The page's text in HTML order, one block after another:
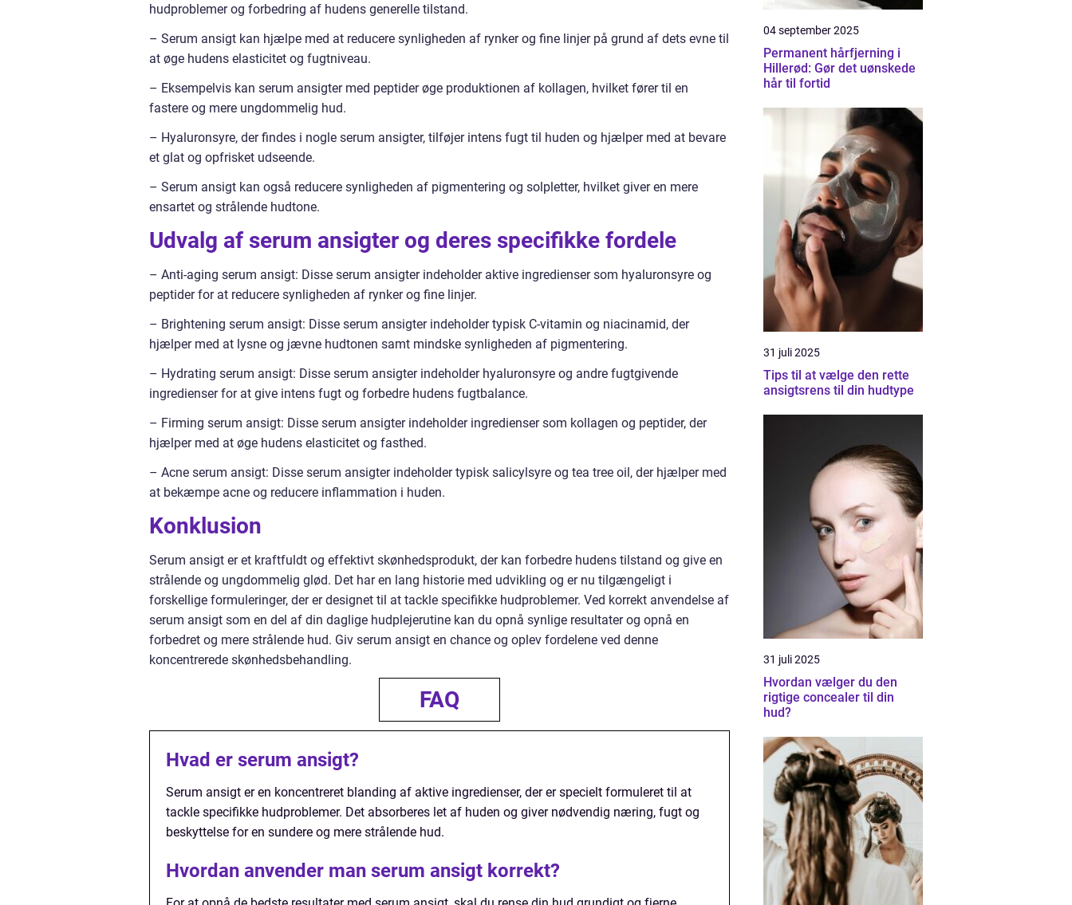
hudproblemer og forbedring af hudens generelle tilstand.
– Serum ansigt kan hjælpe med at reducere synligheden af rynker og fine linjer på grund af dets evne til
at øge hudens elasticitet og fugtniveau.
– Eksempelvis kan serum ansigter med peptider øge produktionen af kollagen, hvilket fører til en
fastere og mere ungdommelig hud.
– Hyaluronsyre, der findes i nogle serum ansigter, tilføjer intens fugt til huden og hjælper med at bevare
et glat og opfrisket udseende.
– Serum ansigt kan også reducere synligheden af pigmentering og solpletter, hvilket giver en mere
ensartet og strålende hudtone.
Udvalg af serum ansigter og deres specifikke fordele
– Anti-aging serum ansigt: Disse serum ansigter indeholder aktive ingredienser som hyaluronsyre og
peptider for at reducere synligheden af rynker og fine linjer.
– Brightening serum ansigt: Disse serum ansigter indeholder typisk C-vitamin og niacinamid, der
hjælper med at lysne og jævne hudtonen samt mindske synligheden af pigmentering.
– Hydrating serum ansigt: Disse serum ansigter indeholder hyaluronsyre og andre fugtgivende
ingredienser for at give intens fugt og forbedre hudens fugtbalance.
– Firming serum ansigt: Disse serum ansigter indeholder ingredienser som kollagen og peptider, der
hjælper med at øge hudens elasticitet og fasthed.
– Acne serum ansigt: Disse serum ansigter indeholder typisk salicylsyre og tea tree oil, der hjælper med
at bekæmpe acne og reducere inflammation i huden.
Konklusion
Serum ansigt er et kraftfuldt og effektivt skønhedsprodukt, der kan forbedre hudens tilstand og give en
strålende og ungdommelig glød. Det har en lang historie med udvikling og er nu tilgængeligt i
forskellige formuleringer, der er designet til at tackle specifikke hudproblemer. Ved korrekt anvendelse af
serum ansigt som en del af din daglige hudplejerutine kan du opnå synlige resultater og opnå en
forbedret og mere strålende hud. Giv serum ansigt en chance og oplev fordelene ved denne
koncentrerede skønhedsbehandling.
FAQ
Hvad er serum ansigt?
Serum ansigt er en koncentreret blanding af aktive ingredienser, der er specielt formuleret til at
tackle specifikke hudproblemer. Det absorberes let af huden og giver nødvendig næring, fugt og
beskyttelse for en sundere og mere strålende hud.
Hvordan anvender man serum ansigt korrekt?
04 september 2025
Permanent hårfjerning i
Hillerød: Gør det uønskede
hår til fortid
31 juli 2025
Tips til at vælge den rette
ansigtsrens til din hudtype
31 juli 2025
Hvordan vælger du den
rigtige concealer til din
hud?